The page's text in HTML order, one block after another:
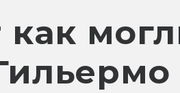
как